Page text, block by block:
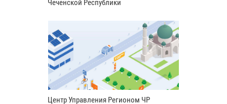
Чеченской Республики
Центр Управления Регионом ЧР